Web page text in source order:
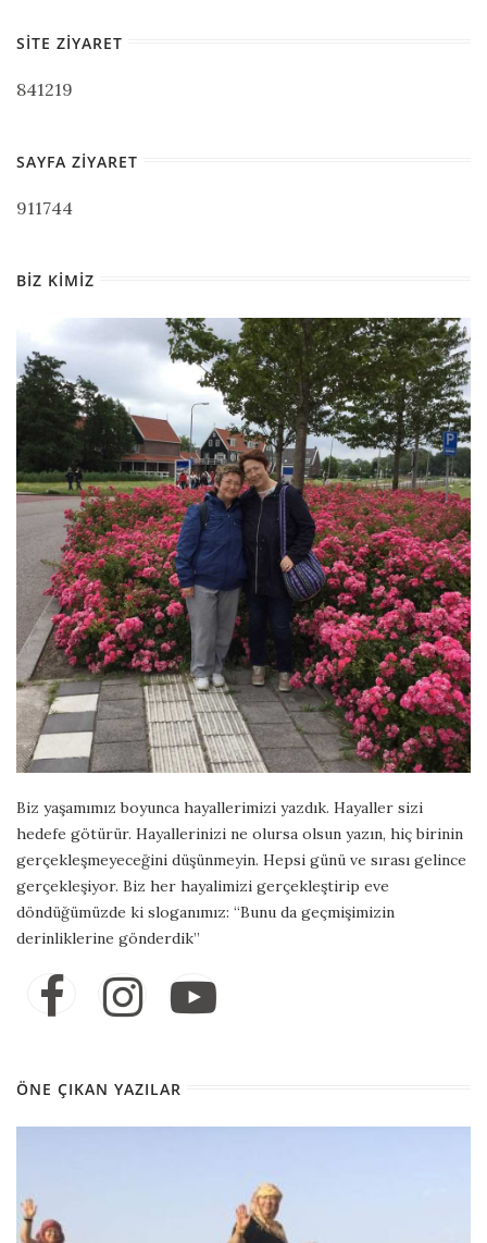
SITE ZIYARET
841219
SAYFA ZIYARET
911744
BIZ KIMIZ
Biz yaşamımız boyunca hayallerimizi yazdık. Hayaller sizi
hedefe götürür. Hayallerinizi ne olursa olsun yazın, hiç birinin
gerçekleşmeyeceğini düşünmeyin. Hepsi günü ve sırası gelince
gerçekleşiyor. Biz her hayalimizi gerçekleştirip eve
döndüğümüzde ki sloganımız: “Bunu da geçmişimizin
derinliklerine gönderdik”
ÖNE ÇIKAN YAZILAR